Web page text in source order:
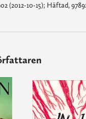
(2012-10-15); Häftad,